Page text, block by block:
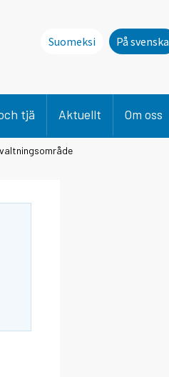
Suomeksi På svenska
tjä Aktuellt Om oss